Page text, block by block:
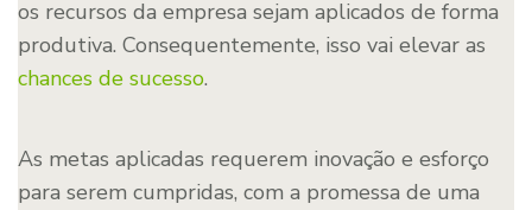
os recursos da empresa sejam aplicados de forma
produtiva. Consequentemente, isso vai elevar as
chances de sucesso.
As metas aplicadas requerem inovação e esforço
para serem cumpridas, com a promessa de uma